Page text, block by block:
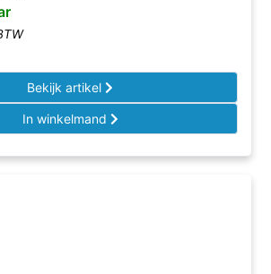
Bekijk artikel
In winkelmand